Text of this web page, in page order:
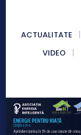
ACTUALITATE
VIDEO